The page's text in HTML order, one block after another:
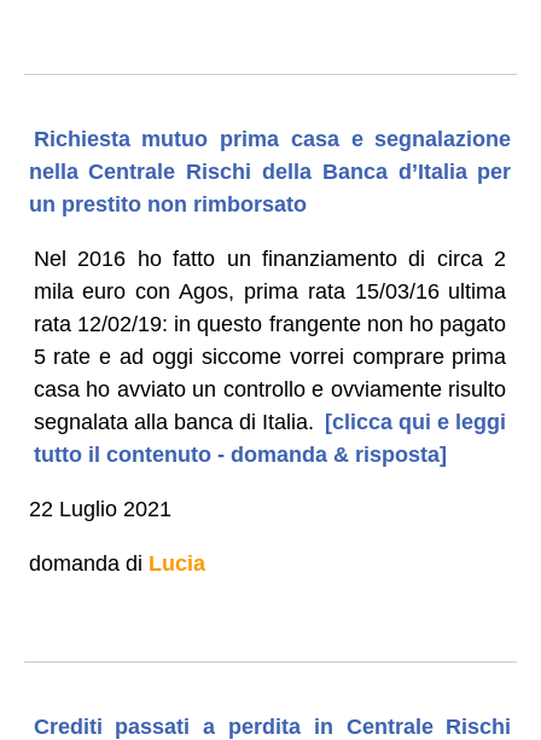
Richiesta mutuo prima casa e segnalazione
nella Centrale Rischi della Banca d’Italia per
un prestito non rimborsato
Nel 2016 ho fatto un finanziamento di circa 2
mila euro con Agos, prima rata 15/03/16 ultima
rata 12/02/19: in questo frangente non ho pagato
5 rate e ad oggi siccome vorrei comprare prima
casa ho avviato un controllo e ovviamente risulto
segnalata alla banca di Italia. [clicca qui e leggi
tutto il contenuto - domanda & risposta]
22 Luglio 2021
domanda di Lucia
Crediti passati a perdita in Centrale Rischi